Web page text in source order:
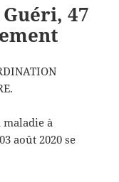
47
à
août 2020 se